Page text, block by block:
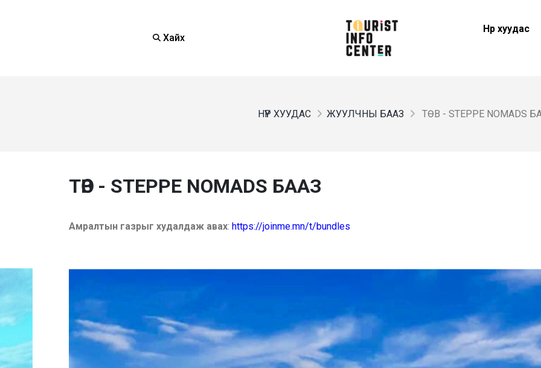
Хайх
Нүүр хуудас
НҮҮР ХУУДАС ЖУУЛЧНЫ БААЗ ТӨВ - STEPPE NOMADS
ТӨВ - STEPPE NOMADS БААЗ
Амралтын газрыг худалдаж авах: https://joinme.mn/t/bundles